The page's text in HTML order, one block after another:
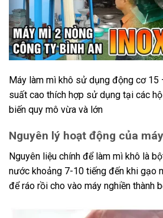
Máy làm mì khô sử dụng động cơ 15
suất cao thích hợp sử dụng tại các
biến quy mô vừa và lớn
Nguyên lý hoạt động của
Nguyên liệu chính để làm mì khô là
nước khoảng 7-10 tiếng đến khi gạo
để ráo rồi cho vào máy nghiền thành